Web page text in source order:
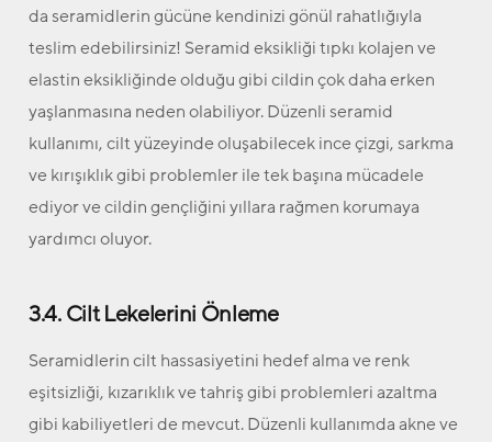
da seramidlerin gücüne kendinizi gönül rahatlığıyla
teslim edebilirsiniz! Seramid eksikliği tıpkı kolajen ve
elastin eksikliğinde olduğu gibi cildin çok daha erken
yaşlanmasına neden olabiliyor. Düzenli seramid
kullanımı, cilt yüzeyinde oluşabilecek ince çizgi, sarkma
ve kırışıklık gibi problemler ile tek başına mücadele
ediyor ve cildin gençliğini yıllara rağmen korumaya
yardımcı oluyor.
3.4. Cilt Lekelerini Önleme
Seramidlerin cilt hassasiyetini hedef alma ve renk
eşitsizliği, kızarıklık ve tahriş gibi problemleri azaltma
gibi kabiliyetleri de mevcut. Düzenli kullanımda akne ve